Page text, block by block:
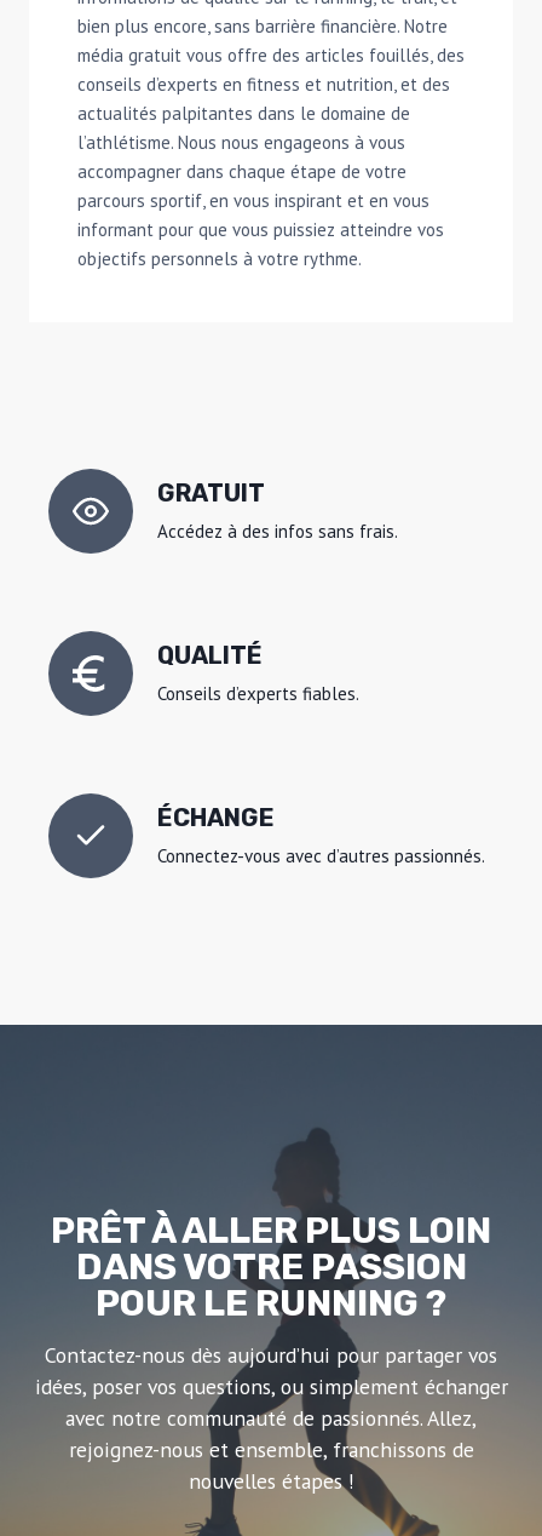
bien plus encore, sans barrière financière. Notre
média gratuit vous offre des articles fouillés, des
conseils d’experts en fitness et nutrition, et des
actualités palpitantes dans le domaine de
l’athlétisme. Nous nous engageons à vous
accompagner dans chaque étape de votre
parcours sportif, en vous inspirant et en vous
informant pour que vous puissiez atteindre vos
objectifs personnels à votre rythme.
GRATUIT
Accédez à des infos sans frais.
QUALITÉ
Conseils d’experts fiables.
ÉCHANGE
Connectez-vous avec d’autres passionnés.
PRÊT À ALLER PLUS LOIN
DANS VOTRE PASSION
POUR LE RUNNING ?
Contactez-nous dès aujourd’hui pour partager vos
idées, poser vos questions, ou simplement échanger
avec notre communauté de passionnés. Allez,
rejoignez-nous et ensemble, franchissons de
nouvelles étapes !